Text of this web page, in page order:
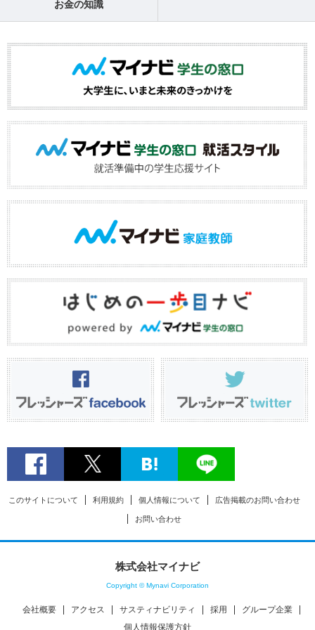
お金の知識
このサイトについて 利用規約 個人情報について 広告掲載のお問い合わせ
お問い合わせ
株式会社マイナビ
Copyright © Mynavi Corporation
会社概要 アクセス サスティナビリティ 採用
グループ企業
個人情報保護方針